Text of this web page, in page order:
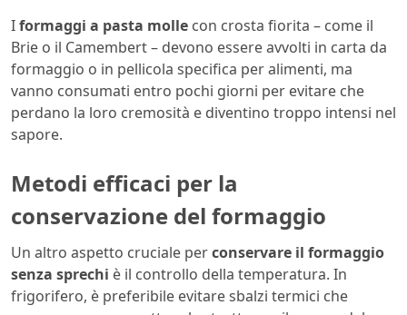
Iformaggi a pasta molle con crosta fiorita – come il
Brie o il Camembert – devono essere avvolti in carta da
formaggio o in pellicola specifica per alimenti, ma
vanno consumati entro pochi giorni per evitare che
perdano la loro cremosità e diventino troppo intensi nel
sapore.
Metodi efficaci per la
conservazione del formaggio
Un altro aspetto cruciale perconservare il formaggio
senza sprechi è il controllo della temperatura. In
frigorifero, è preferibile evitare sbalzi termici che